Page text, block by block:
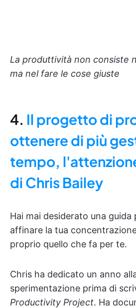
La produttività non consiste
ma nel fare le cose giuste
4. Il progetto di
ottenere di più
tempo,
di Chris Bailey
Hai mai desiderato una guida
affinare la tua
proprio quello che fa per te.
Chris ha dedicato un anno
sperimentazione prima di
Productivity Project. Ha